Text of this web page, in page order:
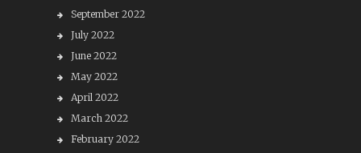
September 2022
July 2022
June 2022
May 2022
April 2022
March 2022
February 2022